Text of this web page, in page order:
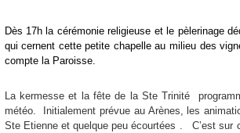
Dès 17h la cérémonie religieuse et le pèlerinage
qui cernent cette petite chapelle au milieu des
compte la Paroisse.
La kermesse et la fête de la Ste Trinité
météo. Initialement prévue au Arènes, les
Ste Etienne et quelque peu écourtées . C’est sur